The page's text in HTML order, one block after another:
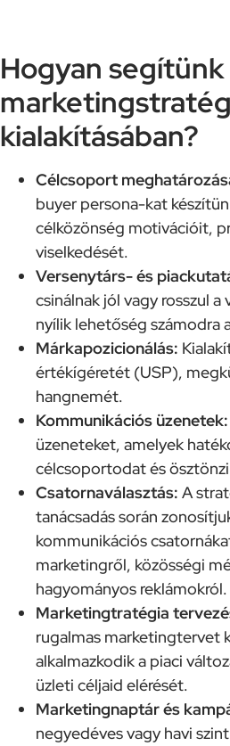
Hogyan segítünk
kialakításában?
Célcsoport
buyer persona-kat
célközönség motivációit,
viselkedését.
Versenytárs- és
csinálnak jól vagy rosszul a
nyílik lehetőség számodra
Márkapozicionálás:
értékígéretét (USP),
hangnemét.
Kommunikációs üzenetek:
üzeneteket, amelyek
célcsoportodat és
Csatornaválasztás: A
tanácsadás során
kommunikációs
marketingről, közösségi
hagyományos reklámokról.
Marketingtratégia
rugalmas marketingtervet
alkalmazkodik a piaci
üzleti céljaid elérését.
Marketingnaptár és
negyedéves vagy havi